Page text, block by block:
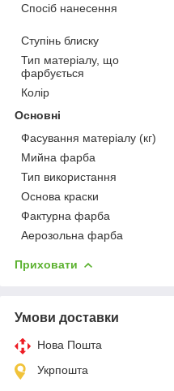
Спосіб нанесення
Ступінь блиску
Тип матеріалу, що
фарбується
Колір
Основні
Фасування матеріалу (кг)
Мийна фарба
Тип використання
Основа краски
Фактурна фарба
Аерозольна фарба
Приховати
Умови доставки
Нова Пошта
Укрпошта